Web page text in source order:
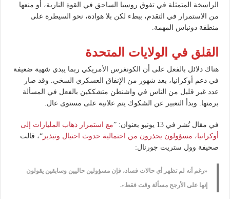
الراسخة المتمثلة في تفوق روسيا الساحق في القوة النارية، أو منعها
من الاستمرار في التقدم، ببطء لكن بلا هوادة، نحو السيطرة على
منطقة دونباس المهمة.
القلق في الولايات المتحدة
هناك دلائل بالفعل على أن الكونغرس الأمريكي ربما يبدي شهية ضعيفة
في دعم أوكرانيا، بعد شهور من الإنفاق العسكري السخي. وقد صار
عدد غير قليل من الناس في واشنطن متشككين بالفعل في المسألة
برمتها. وبدأ التعبير عن الشكوك يتم علانية على مستوى عال.
في مقال نُشر في 13 يونيو بعنوان: ”
مع استمرار ذهاب المليارات إلى
أوكرانيا، مسؤولون يحذرون من احتمالية حدوث احتيال وتبذير“، قالت
صحيفة وول ستريت جورنال:
«رغم أنه لم تظهر أي حالات فساد، فإن مسؤولين حاليين وسابقين يقولون
إنها على الأرجح مسألة وقت فقط».